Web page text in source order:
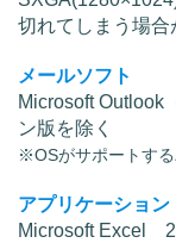
切れてしまう場合
メールソフト
Microsoft
ン版を除く
※OSがサポートす
アプリケーション
Microsoft Excel